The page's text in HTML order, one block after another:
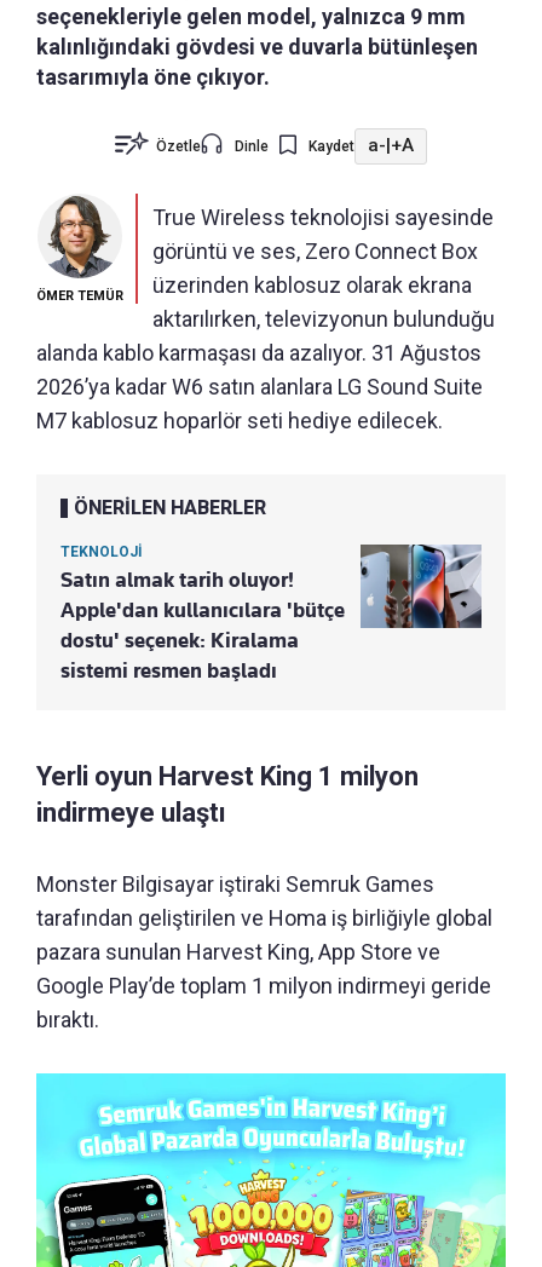
seçenekleriyle gelen model, yalnızca 9 mm
kalınlığındaki gövdesi ve duvarla bütünleşen
tasarımıyla öne çıkıyor.
Özetle Dinle Kaydet a-|+A
ÖMER TEMÜR
True Wireless teknolojisi sayesinde
görüntü ve ses, Zero Connect Box
üzerinden kablosuz olarak ekrana
aktarılırken, televizyonun bulunduğu
alanda kablo karmaşası da azalıyor. 31 Ağustos
2026’ya kadar W6 satın alanlara LG Sound Suite
M7 kablosuz hoparlör seti hediye edilecek.
ÖNERİLEN HABERLER
TEKNOLOJİ
Satın almak tarih oluyor!
Apple'dan kullanıcılara 'bütçe
dostu' seçenek: Kiralama
sistemi resmen başladı
Yerli oyun Harvest King 1 milyon
indirmeye ulaştı
Monster Bilgisayar iştiraki Semruk Games
tarafından geliştirilen ve Homa iş birliğiyle global
pazara sunulan Harvest King, App Store ve
Google Play’de toplam 1 milyon indirmeyi geride
bıraktı.